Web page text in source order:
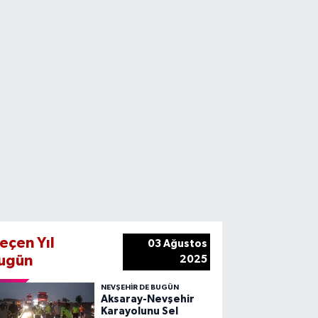
Yıl
03 Ağustos
2025
NEVŞEHIR DE BUGÜN
Aksaray-Nevşehir
Karayolunu Sel